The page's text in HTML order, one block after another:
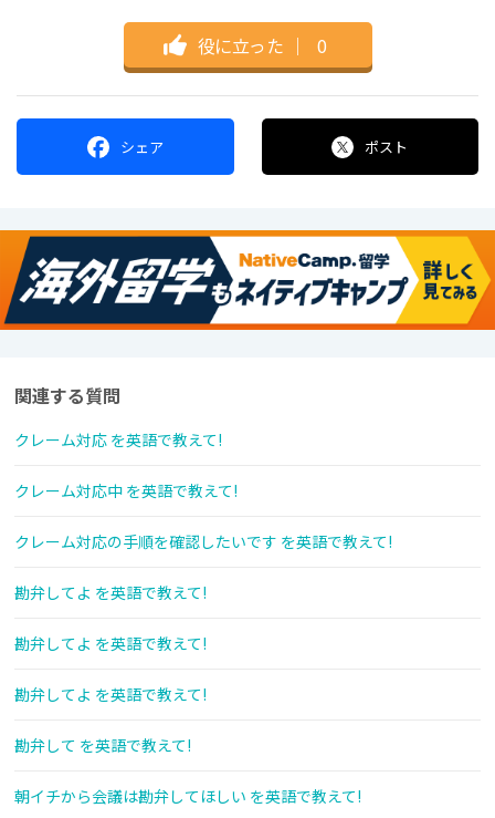
役に立った ｜ 0
シェア ポスト
関連する質問
クレーム対応 を英語で教えて!
クレーム対応中 を英語で教えて!
クレーム対応の手順を確認したいです を英語で教えて!
勘弁してよ を英語で教えて!
勘弁してよ を英語で教えて!
勘弁してよ を英語で教えて!
勘弁して を英語で教えて!
朝イチから会議は勘弁してほしい を英語で教えて!